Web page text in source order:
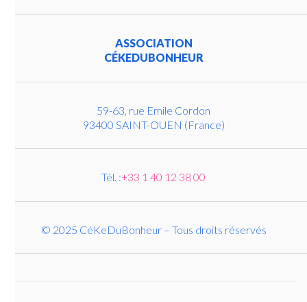
ASSOCIATION
CÉKEDUBONHEUR
59-63, rue Emile Cordon
93400 SAINT-OUEN (France)
Tél. :+33 1 40 12 38 00
© 2025 CéKeDuBonheur – Tous droits réservés